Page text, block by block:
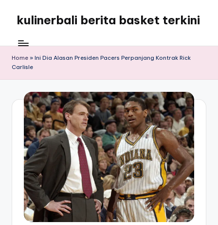
content
kulinerbali berita basket terkini
memberikan
berita
tentang
bola
terkini
Home » Ini Dia Alasan Presiden Pacers Perpanjang Kontrak Rick
Carlisle